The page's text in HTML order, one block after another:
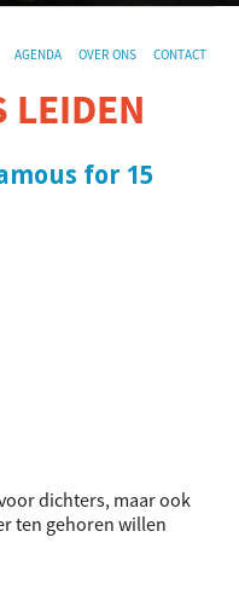
AGENDA OVER ONS CONTACT
LEIDEN
for 15
dichters, maar ook
ten gehoren willen